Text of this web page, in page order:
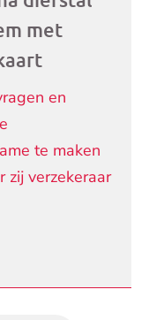
met
en
te maken
zij verzekeraar